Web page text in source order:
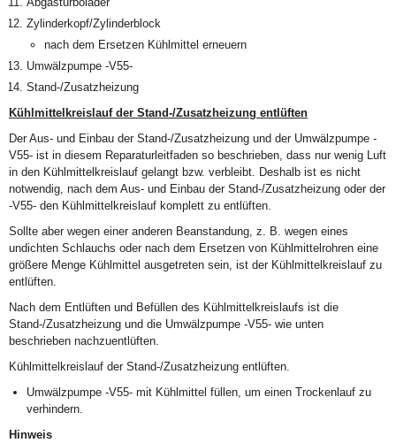
Zylinderkopf/Zylinderblock
nach dem Ersetzen Kühlmittel erneuern
Umwälzpumpe -V55-
Stand-/Zusatzheizung
Kühlmittelkreislauf der Stand-/Zusatzheizung entlüften
Der Aus- und Einbau der Stand-/Zusatzheizung und der Umwälzpumpe -
V55- ist in diesem Reparaturleitfaden so beschrieben, dass nur wenig Luft
in den Kühlmittelkreislauf gelangt bzw. verbleibt. Deshalb ist es nicht
notwendig, nach dem Aus- und Einbau der Stand-/Zusatzheizung oder der
-V55- den Kühlmittelkreislauf komplett zu entlüften.
Sollte aber wegen einer anderen Beanstandung, z. B. wegen eines
undichten Schlauchs oder nach dem Ersetzen von Kühlmittelrohren eine
größere Menge Kühlmittel ausgetreten sein, ist der Kühlmittelkreislauf zu
entlüften.
Nach dem Entlüften und Befüllen des Kühlmittelkreislaufs ist die
Stand-/Zusatzheizung und die Umwälzpumpe -V55- wie unten
beschrieben nachzuentlüften.
Kühlmittelkreislauf der Stand-/Zusatzheizung entlüften.
Umwälzpumpe -V55- mit Kühlmittel füllen, um einen Trockenlauf zu
verhindern.
Hinweis